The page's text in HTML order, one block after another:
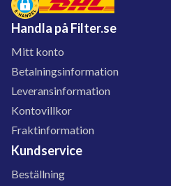
Handla på Filter.se
Mitt konto
Betalningsinformation
Leveransinformation
Kontovillkor
Fraktinformation
Kundservice
Beställning